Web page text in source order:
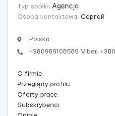
Typ spółki: Agencja
Osoba kontaktowa: Сергей
Polska
+380989108589 Viber,
O firmie:
Przeglądy profilu
Oferty prace
Subskrybenci